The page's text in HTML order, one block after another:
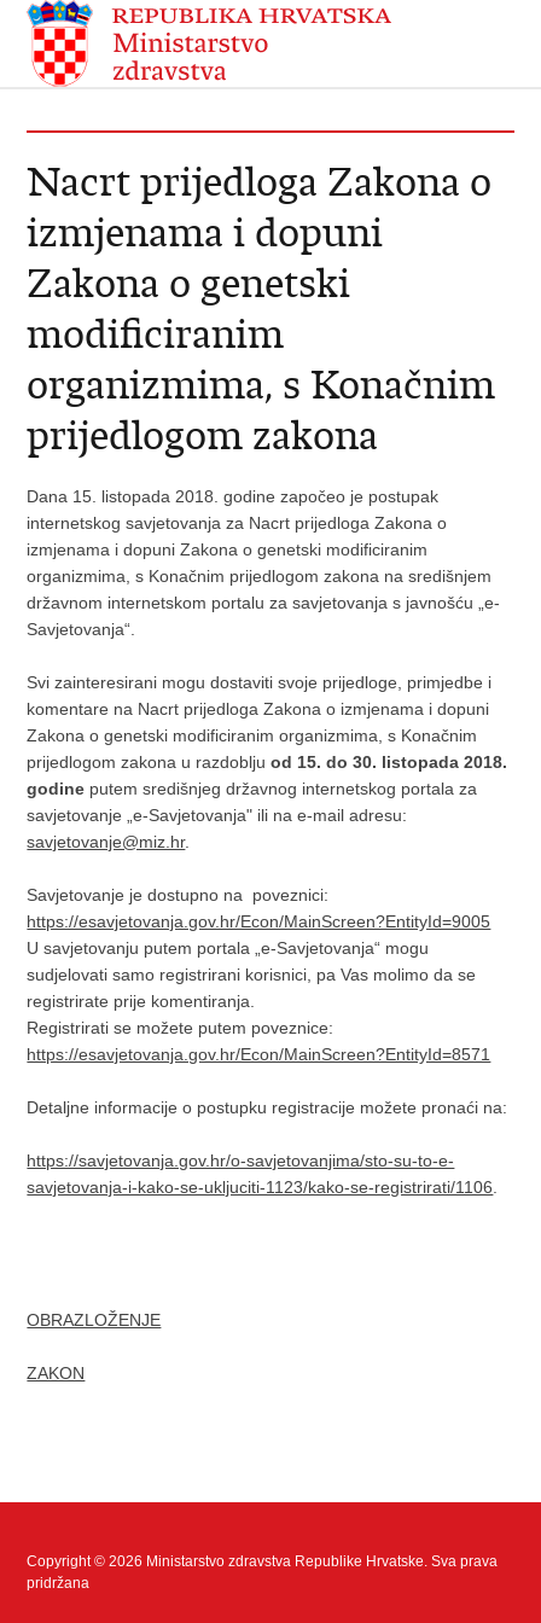
Nacrt prijedloga Zakona o
izmjenama i dopuni
Zakona o genetski
modificiranim
organizmima, s Konačnim
prijedlogom zakona
Dana 15. listopada 2018. godine započeo je postupak
internetskog savjetovanja za Nacrt prijedloga Zakona o
izmjenama i dopuni Zakona o genetski modificiranim
organizmima, s Konačnim prijedlogom zakona na središnjem
državnom internetskom portalu za savjetovanja s javnošću „e-
Savjetovanja“.
Svi zainteresirani mogu dostaviti svoje prijedloge, primjedbe i
komentare na Nacrt prijedloga Zakona o izmjenama i dopuni
Zakona o genetski modificiranim organizmima, s Konačnim
prijedlogom zakona u razdoblju od 15. do 30. listopada 2018.
godine putem središnjeg državnog internetskog portala za
savjetovanje „e-Savjetovanja" ili na e-mail adresu:
savjetovanje@miz.hr.
Savjetovanje je dostupno na poveznici:
https://esavjetovanja.gov.hr/Econ/MainScreen?EntityId=9005
U savjetovanju putem portala „e-Savjetovanja“ mogu
sudjelovati samo registrirani korisnici, pa Vas molimo da se
registrirate prije komentiranja.
Registrirati se možete putem poveznice:
https://esavjetovanja.gov.hr/Econ/MainScreen?EntityId=8571
Detaljne informacije o postupku registracije možete pronaći na:
https://savjetovanja.gov.hr/o-savjetovanjima/sto-su-to-e-
savjetovanja-i-kako-se-ukljuciti-1123/kako-se-registrirati/1106
OBRAZLOŽENJE
ZAKON
Copyright © 2026 Ministarstvo zdravstva Republike Hrvatske. Sva prava
pridržana